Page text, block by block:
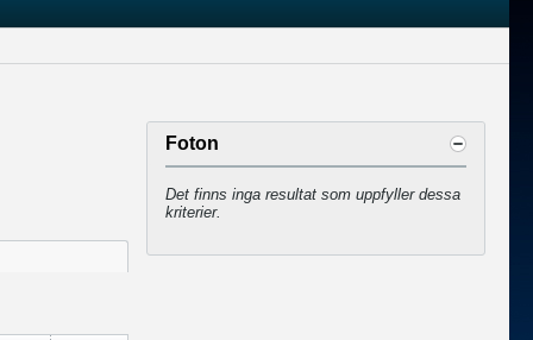
Foton
Det finns inga resultat som uppfyller dessa
kriterier.